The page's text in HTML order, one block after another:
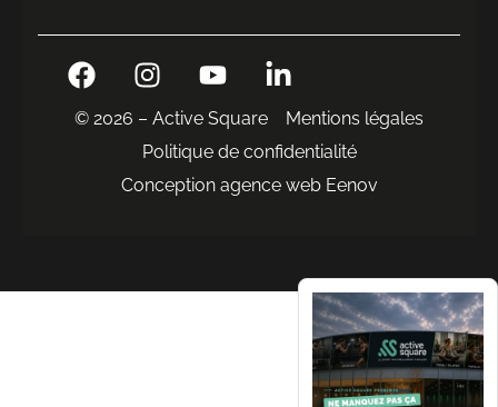
© 2026 – Active Square
Mentions légales
Politique de confidentialité
Conception agence web Eenov